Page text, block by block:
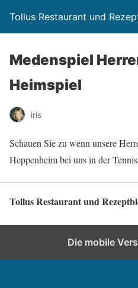
Tollus Restaurant und
Medenspiel
Heimspiel
iris
Schauen Sie zu wenn unsere
Heppenheim bei uns in der
Tollus Restaurant und
Die mobile